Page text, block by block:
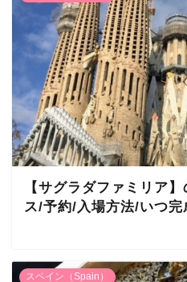
【サグラダファミリア
ス/予約/入場方法/いつ完
スペイン（Spain）